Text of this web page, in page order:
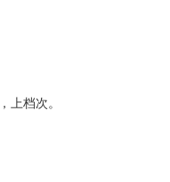
上档次。